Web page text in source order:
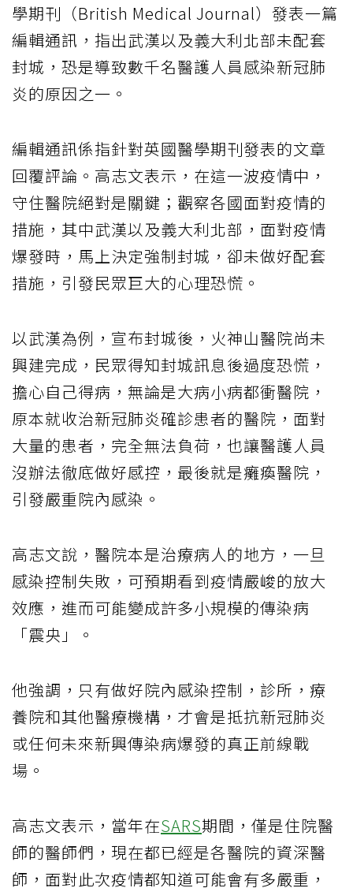
學期刊（British Medical Journal）發表一篇
編輯通訊，指出武漢以及義大利北部未配套
封城，恐是導致數千名醫護人員感染新冠肺
炎的原因之一。
編輯通訊係指針對英國醫學期刊發表的文章
回覆評論。高志文表示，在這一波疫情中，
守住醫院絕對是關鍵；觀察各國面對疫情的
措施，其中武漢以及義大利北部，面對疫情
爆發時，馬上決定強制封城，卻未做好配套
措施，引發民眾巨大的心理恐慌。
以武漢為例，宣布封城後，火神山醫院尚未
興建完成，民眾得知封城訊息後過度恐慌，
擔心自己得病，無論是大病小病都衝醫院，
原本就收治新冠肺炎確診患者的醫院，面對
大量的患者，完全無法負荷，也讓醫護人員
沒辦法徹底做好感控，最後就是癱瘓醫院，
引發嚴重院內感染。
高志文說，醫院本是治療病人的地方，一旦
感染控制失敗，可預期看到疫情嚴峻的放大
效應，進而可能變成許多小規模的傳染病
「震央」。
他強調，只有做好院內感染控制，診所，療
養院和其他醫療機構，才會是抵抗新冠肺炎
或任何未來新興傳染病爆發的真正前線戰
場。
高志文表示，當年在SARS期間，僅是住院醫
師的醫師們，現在都已經是各醫院的資深醫
師，面對此次疫情都知道可能會有多嚴重，